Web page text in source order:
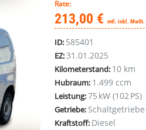
Rate:
213,00 € mtl. inkl. MwSt.
ID: 585401
EZ:31.01.2025
Kilometerstand: 10 km
Hubraum: 1.499 ccm
Leistung:75 kW (102 PS)
Getriebe: Schaltgetriebe
Kraftstoff: Diesel